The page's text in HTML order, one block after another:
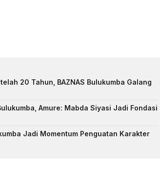
20 Tahun, BAZNAS Bulukumba Galang
Amure: Mabda Siyasi Jadi Fondasi
Jadi Momentum Penguatan Karakter